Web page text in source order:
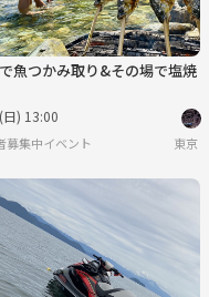
世界見てみたい方は必見 ※英語喋
魚つかみ取り&その場で塩焼
) 13:00
募集中イベント 東京